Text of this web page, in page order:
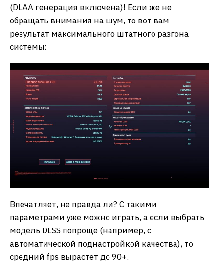
(DLAA генерация включена)! Если же не
обращать внимания на шум, то вот вам
результат максимального штатного разгона
системы:
Впечатляет, не правда ли? С такими
параметрами уже можно играть, а если выбрать
модель DLSS попроще (например, с
автоматической поднастройкой качества), то
средний fps вырастет до 90+.